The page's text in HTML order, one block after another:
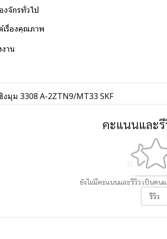
งจักรทั่วไป
เรื่องคุณภาพ
าน
มุม 3308 A-2ZTN9/MT33 SKF
คะแนนและ
ยังไม่มีคะแนนและรีวิว เป็นคน
รีวิว